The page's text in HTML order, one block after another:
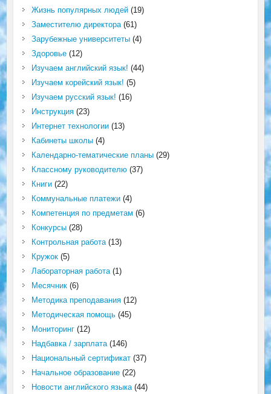
Жизнь популярных людей(19)
Заместителю директора(61)
Зарубежные университеты(4)
Здоровье(12)
Изучаем английский язык! (44)
Изучаем корейский язык! (5)
Изучаем русский язык! (16)
Инструкция(23)
Интернет технологии(13)
Кабинеты школы(4)
Календарно-тематические планы(29)
Классному руководителю(37)
Книги(22)
Коммунальные платежи(4)
Компетенция по предметам (6)
Конкурсы(28)
Контрольная работа(13)
Кружок(5)
Лабораторная работа(1)
Месячник(6)
Методика преподавания(12)
Методическая помощь(45)
Мониторинг(12)
Надбавка / зарплата(146)
Национальный сертификат(37)
Начальное образование(22)
Новости английского языка(44)